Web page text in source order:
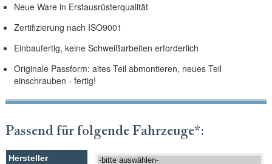
Neue Ware in Erstausrüsterqualität
Zertifizierung nach ISO9001
Einbaufertig, keine Schweißarbeiten erforderlich
Originale Passform: altes Teil abmontieren, neues Teil
einschrauben - fertig!
Passend für folgende Fahrzeuge*: